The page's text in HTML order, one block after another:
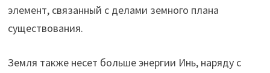
элемент, связанный с делами земного плана
существования.
Земля также несет больше энергии Инь, наряду с